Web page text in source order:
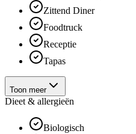
Zittend Diner
Foodtruck
Receptie
Tapas
Toon meer
Dieet & allergieën
Biologisch